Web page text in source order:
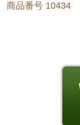
商品番号 10434